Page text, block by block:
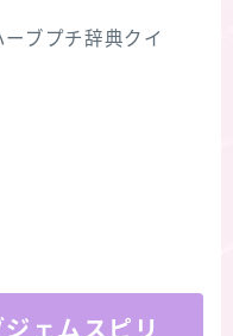
ーブプチ辞典クイ
ェムスピリ